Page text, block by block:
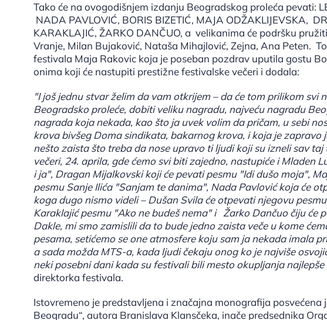
Tako će na ovogodišnjem izdanju Beogradskog proleća pevati:
NADA PAVLOVIĆ, BORIS BIZETIĆ, MAJA ODŽAKLIJEVSKA,
KARAKLAJIĆ, ŽARKO DANČUO, a velikanima će podršku
Vranje, Milan Bujaković, Nataša Mihajlović, Zejna, Ana Peten.
festivala Maja Rakovic koja je poseban pozdrav uputila gostu
onima koji će nastupiti prestižne festivalske večeri i dodala:
"I još jednu stvar želim da vam otkrijem – da će tom prilikom svi
Beogradsko proleće, dobiti veliku nagradu, najveću nagradu
nagrada koja nekada, kao što ja uvek volim da pričam, u sebi
krova bivšeg Doma sindikata, bakarnog krova, i koja je zapravo
nešto zaista što treba da nose upravo ti ljudi koji su izneli sav
večeri, 24. aprila, gde ćemo svi biti zajedno, nastupiće i Mladen
i ja", Dragan Mijalkovski koji će pevati pesmu "Idi dušo moja",
pesmu Sanje Ilića "Sanjam te danima", Nada Pavlović koja će
koga dugo nismo videli – Dušan Svila će otpevati njegovu
Karaklajić pesmu "Ako ne budeš nema" i Žarko Dančuo čiju će
Dakle, mi smo zamislili da to bude jedno zaista veče u kome
pesama, setićemo se one atmosfere koju sam ja nekada imala
a sada možda MTS-a, kada ljudi čekaju onog ko je najviše
neki posebni dani kada su festivali bili mesto okupljanja
direktorka festivala.
Istovremeno je predstavljena i značajna monografija
Beogradu“, autora Branislava Klansčeka, inače predsednika